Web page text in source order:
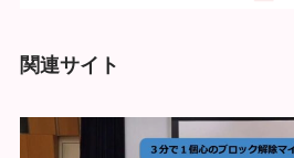
関連サイト